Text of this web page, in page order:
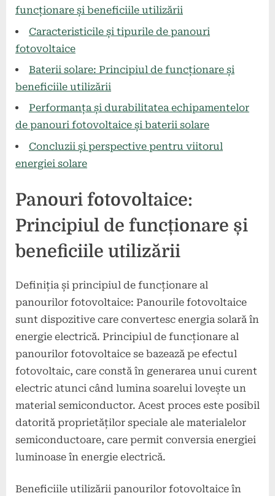
funcționare și beneficiile utilizării
Caracteristicile și tipurile de panouri
fotovoltaice
Baterii solare: Principiul de funcționare și
beneficiile utilizării
Performanța și durabilitatea echipamentelor
de panouri fotovoltaice și baterii solare
Concluzii și perspective pentru viitorul
energiei solare
Panouri fotovoltaice:
Principiul de funcționare și
beneficiile utilizării
Definiția și principiul de funcționare al
panourilor fotovoltaice: Panourile fotovoltaice
sunt dispozitive care convertesc energia solară în
energie electrică. Principiul de funcționare al
panourilor fotovoltaice se bazează pe efectul
fotovoltaic, care constă în generarea unui curent
electric atunci când lumina soarelui lovește un
material semiconductor. Acest proces este posibil
datorită proprietăților speciale ale materialelor
semiconductoare, care permit conversia energiei
luminoase în energie electrică.
Beneficiile utilizării panourilor fotovoltaice în